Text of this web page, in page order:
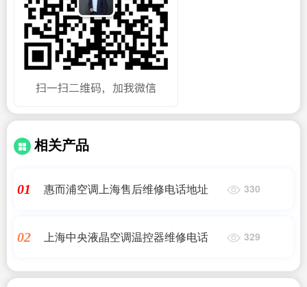
相关产品
01 惠而浦空调上海售后维修电话地址 330
02 上海中央液晶空调温控器维修电话 329